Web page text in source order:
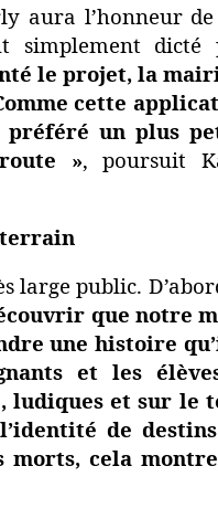
aura l’honneur
simplement
le projet, la
cette
préféré un plus
», poursuit
terrain
large public.
que notre
une histoire
et les
ludiques et sur le
de
morts, cela